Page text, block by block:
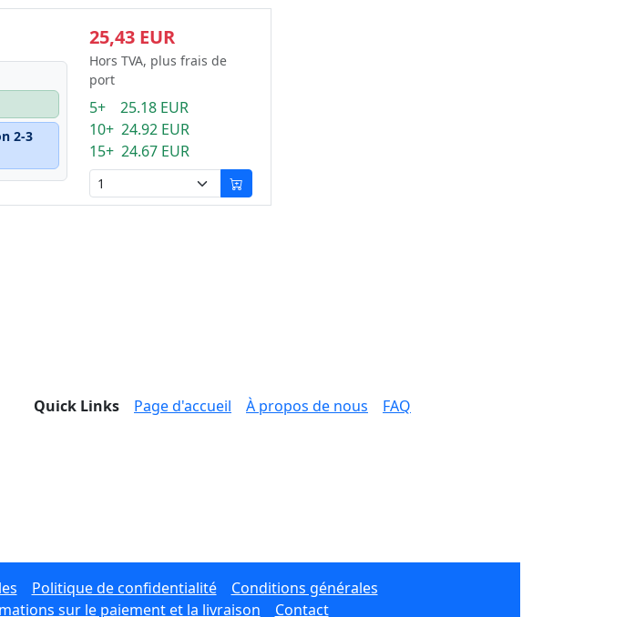
2-3
25,43 EUR
Hors TVA, plus frais de
port
5+ 25.18 EUR
10+ 24.92 EUR
15+ 24.67 EUR
Quick Links Page d'accueil À propos de nous FAQ
Politique de confidentialité
Conditions générales
sur le paiement et la livraison
Contact